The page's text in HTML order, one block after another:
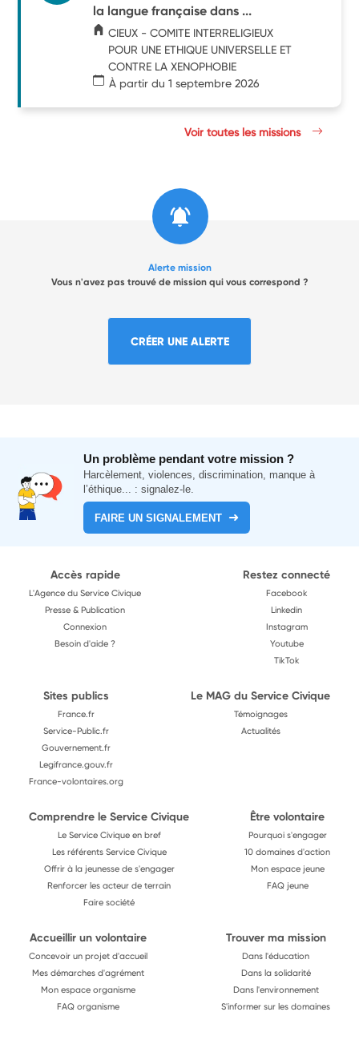
la langue française dans ...
CIEUX - COMITE INTERRELIGIEUX
POUR UNE ETHIQUE UNIVERSELLE ET
CONTRE LA XENOPHOBIE
À partir du 1 septembre 2026
Voir toutes les missions
Alerte mission
Vous n'avez pas trouvé de mission qui vous correspond ?
CRÉER UNE ALERTE
Un problème pendant votre mission ?
Harcèlement, violences, discrimination, manque à
l’éthique... : signalez-le.
FAIRE UN SIGNALEMENT
Accès rapide
L'Agence du Service Civique
Presse & Publication
Connexion
Besoin d'aide ?
Restez connecté
Facebook
Linkedin
Instagram
Youtube
TikTok
Sites publics
France.fr
Service-Public.fr
Gouvernement.fr
Legifrance.gouv.fr
France-volontaires.org
Le MAG du Service Civique
Témoignages
Actualités
Comprendre le Service Civique
Le Service Civique en bref
Les référents Service Civique
Offrir à la jeunesse de s'engager
Renforcer les acteur de terrain
Faire société
Être volontaire
Pourquoi s'engager
10 domaines d'action
Mon espace jeune
FAQ jeune
Accueillir un volontaire
Concevoir un projet d'accueil
Mes démarches d'agrément
Mon espace organisme
FAQ organisme
Trouver ma mission
Dans l'éducation
Dans la solidarité
Dans l'environnement
S'informer sur les domaines